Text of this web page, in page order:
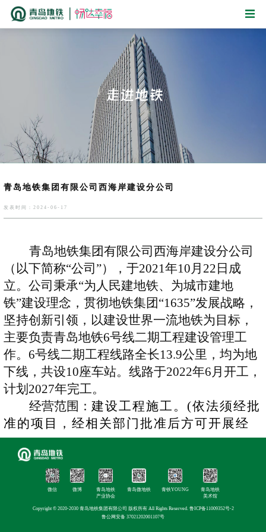
青岛地铁集团有限公司西海岸建设分公司
发表时间：2024-06-17
青岛地铁集团有限公司西海岸建设分公司
（以下简称“公司”），于2021年10月22日成
立。公司秉承“为人民建地铁、为城市建地
铁”建设理念，贯彻地铁集团“1635”发展战略，
坚持创新引领，以建设世界一流地铁为目标，
主要负责青岛地铁6号线二期工程建设管理工
作。6号线二期工程线路全长13.9公里，均为地
下线，共设10座车站。线路于2022年6月开工，
计划2027年完工。
经营范围： 建设工程施工。 (依法须经批
准的项目，经相关部门批准后方可开展经
营活动，具体经营项目以相关部门批准文
件或许可证件为准
科技中介服务； 招投标代理服务
除依法须经批准的项目外，凭
营业执照
依法自主开展经营活动）(在总公司经营范
微信 微博
青岛地铁
产业协会
青岛微地铁 青铁YOUNG
青岛地铁
美术馆
Copyright © 2020-2030 青岛地铁集团有限公司 版权所有 All Rights Reserved. 鲁ICP备11009352号-2
鲁公网安备 37021202001107号